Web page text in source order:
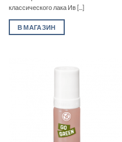
классического лака Ив [...]
В МАГАЗИН